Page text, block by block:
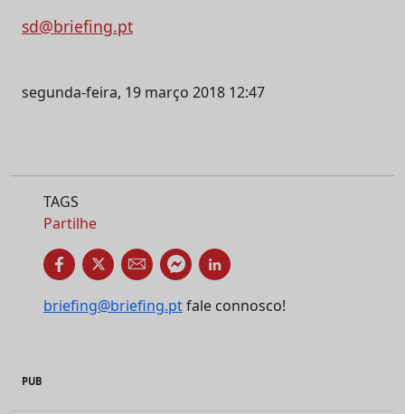
sd@briefing.pt
segunda-feira, 19 março 2018 12:47
TAGS
Partilhe
briefing@briefing.ptfale connosco!
PUB